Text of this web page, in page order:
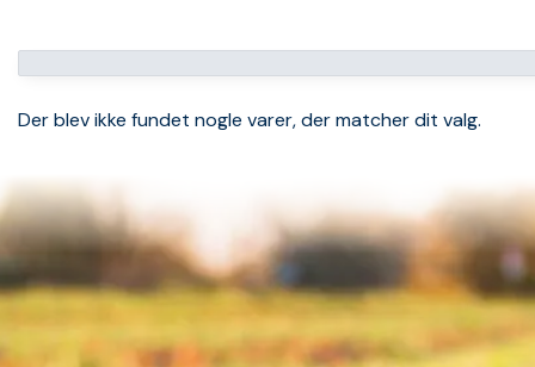
Der blev ikke fundet nogle varer, der matcher dit valg.